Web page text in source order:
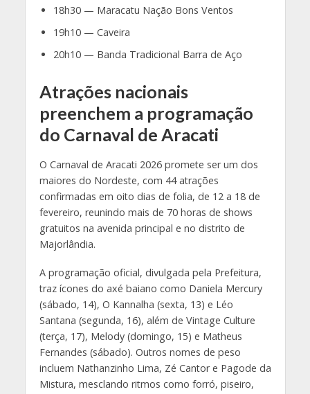
18h30 — Maracatu Nação Bons Ventos
19h10 — Caveira
20h10 — Banda Tradicional Barra de Aço
Atrações nacionais
preenchem a programação
do Carnaval de Aracati
O Carnaval de Aracati 2026 promete ser um dos
maiores do Nordeste, com 44 atrações
confirmadas em oito dias de folia, de 12 a 18 de
fevereiro, reunindo mais de 70 horas de shows
gratuitos na avenida principal e no distrito de
Majorlândia.
A programação oficial, divulgada pela Prefeitura,
traz ícones do axé baiano como Daniela Mercury
(sábado, 14), O Kannalha (sexta, 13) e Léo
Santana (segunda, 16), além de Vintage Culture
(terça, 17), Melody (domingo, 15) e Matheus
Fernandes (sábado). Outros nomes de peso
incluem Nathanzinho Lima, Zé Cantor e Pagode da
Mistura, mesclando ritmos como forró, piseiro,